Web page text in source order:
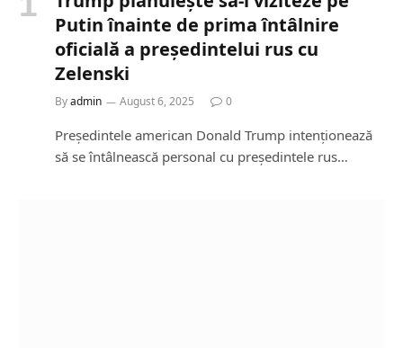
Putin înainte de prima întâlnire
oficială a președintelui rus cu
Zelenski
Byadmin August 6, 2025 0
Președintele american Donald Trump intenționează
să se întâlnească personal cu președintele rus…